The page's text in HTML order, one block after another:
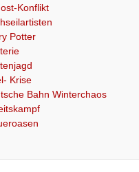
Konflikt
Potter
Krise
Bahn Winterchaos